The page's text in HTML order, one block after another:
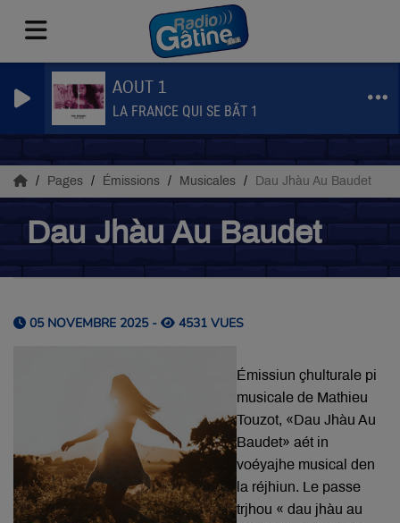
AOUT 1
LA FRANCE QUI SE BÃT 1
Pages Émissions Musicales Dau Jhàu Au Baudet
Dau Jhàu Au Baudet
05 NOVEMBRE 2025 - 4531 VUES
Émissiun çhulturale pi
musicale de Mathieu
Touzot, «Dau Jhàu Au
Baudet» aét in
voéyajhe musical den
la réjhiun. Le passe
trjhou « dau jhàu au